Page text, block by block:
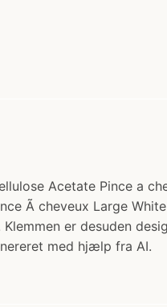
Acetate Pince a
Ã cheveux Large
er desuden
med hjælp fra AI.